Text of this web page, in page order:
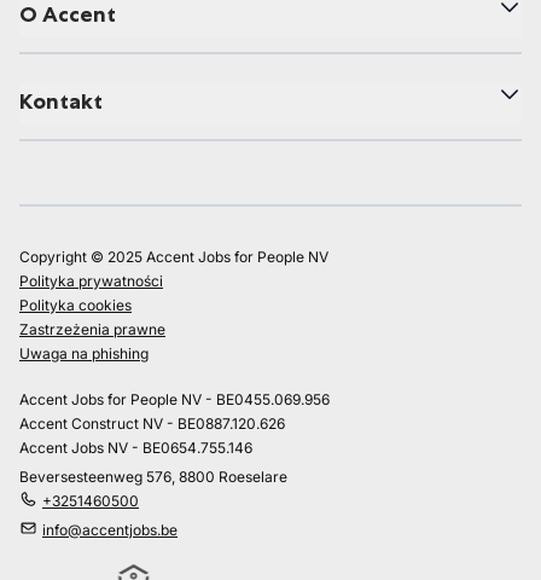
O Accent
Kontakt
Copyright © 2025 Accent Jobs for People NV
Polityka prywatności
Polityka cookies
Zastrzeżenia prawne
Uwaga na phishing
Accent Jobs for People NV - BE0455.069.956
Accent Construct NV - BE0887.120.626
Accent Jobs NV - BE0654.755.146
Beversesteenweg 576, 8800 Roeselare
+3251460500
info@accentjobs.be